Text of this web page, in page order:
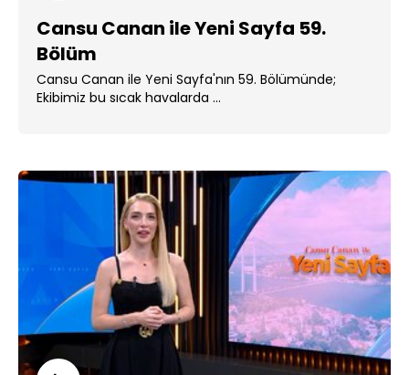
Cansu Canan ile Yeni Sayfa 59.
Bölüm
Cansu Canan ile Yeni Sayfa'nın 59. Bölümünde;
Ekibimiz bu sıcak havalarda ...